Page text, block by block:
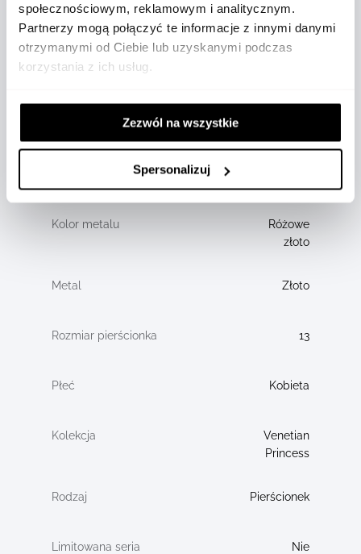
społecznościowym, reklamowym i analitycznym.
Partnerzy mogą połączyć te informacje z innymi danymi
otrzymanymi od Ciebie lub uzyskanymi podczas
korzystania z ich usług.
Zezwól na wszystkie
Spersonalizuj
0,05
Różowe
złoto
Złoto
13
Kobieta
Venetian
Princess
Pierścionek
Nie